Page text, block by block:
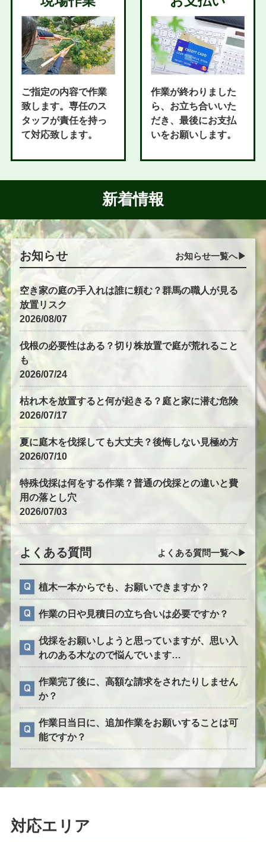
ご指定の内容で作業
致します。専任のス
タッフが責任を持っ
て対応致します。
作業が終わりました
ら、お立ち合いいた
だき、最後にお支払
いをお願いします。
新着情報
お知らせ お知らせ一覧へ▶︎
空き家の庭の手入れは誰に頼む？群馬の職人が見る
放置リスク
2026/08/07
伐根の必要性はある？切り株放置で庭が荒れること
も
2026/07/24
枯れ木を放置すると何が起きる？庭と家に潜む危険
2026/07/17
夏に庭木を伐採しても大丈夫？後悔しない見極め方
2026/07/10
特殊伐採は何をする作業？普通の伐採との違いと費
用の落とし穴
2026/07/03
よくある質問 よくある質問一覧へ▶︎
植木一本からでも、お願いできますか？
作業の日や見積日の立ち合いは必要ですか？
伐採をお願いしようと思っていますが、思い入
れのある木なので悩んでいます…
作業完了後に、高額な請求をされたりしません
か？
作業日当日に、追加作業をお願いすることは可
能ですか？
対応エリア